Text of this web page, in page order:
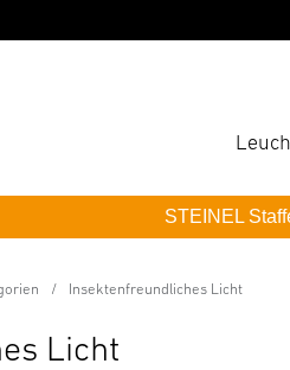
STEINEL
Insektenfreundliches Licht
Licht